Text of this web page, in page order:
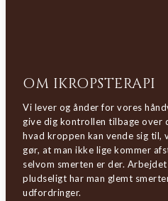
OM IKROPSTERAPI
Vi lever og ånder for vores
give dig kontrollen tilbage over
hvad kroppen kan vende sig til,
gør, at man ikke lige kommer
selvom smerten er der.
pludseligt har man glemt
udfordringer.